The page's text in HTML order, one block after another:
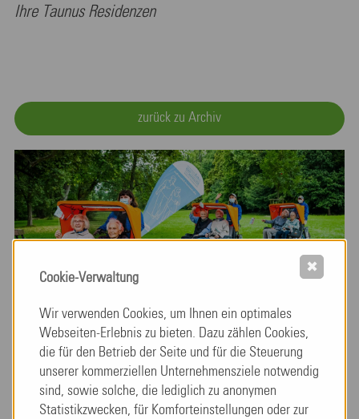
Ihre Taunus Residenzen
zurück zu Archiv
Aktion "Radfahren
gemeinsam neu entdecken"
Cookie-Verwaltung
Wir verwenden Cookies, um Ihnen ein optimales
Webseiten-Erlebnis zu bieten. Dazu zählen Cookies,
die für den Betrieb der Seite und für die Steuerung
unserer kommerziellen Unternehmensziele notwendig
sind, sowie solche, die lediglich zu anonymen
Statistikzwecken, für Komforteinstellungen oder zur
✖